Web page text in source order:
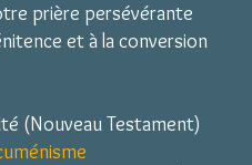
prière persévérante
et à la conversion
(Nouveau Testament)